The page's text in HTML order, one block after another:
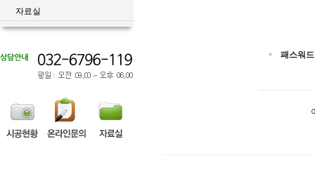
자료실
패스워드